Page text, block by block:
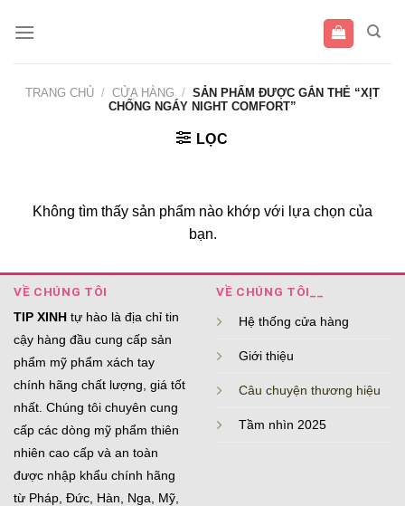
qua
TRANG CHỦ / CỬA HÀNG / SẢN PHẨM ĐƯỢC GẮN THẺ “XỊT
CHỐNG NGÁY NIGHT COMFORT”
LỌC
Không tìm thấy sản phẩm nào khớp với lựa chọn của
bạn.
VỀ CHÚNG TÔI
TIP XINH tự hào là địa chỉ tin
cậy hàng đầu cung cấp sản
phẩm mỹ phẩm xách tay
chính hãng chất lượng, giá tốt
nhất. Chúng tôi chuyên cung
cấp các dòng mỹ phẩm thiên
nhiên cao cấp và an toàn
được nhập khẩu chính hãng
từ Pháp, Đức, Hàn, Nga, Mỹ,
VỀ CHÚNG TÔI__
Hệ thống cửa hàng
Giới thiệu
Câu chuyện thương hiệu
Tầm nhìn 2025